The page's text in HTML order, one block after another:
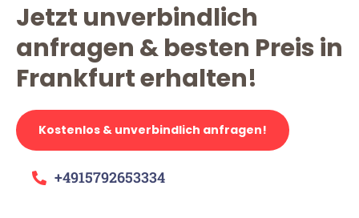
Jetzt unverbindlich
anfragen & besten Preis in
Frankfurt erhalten!
Kostenlos & unverbindlich anfragen!
+4915792653334